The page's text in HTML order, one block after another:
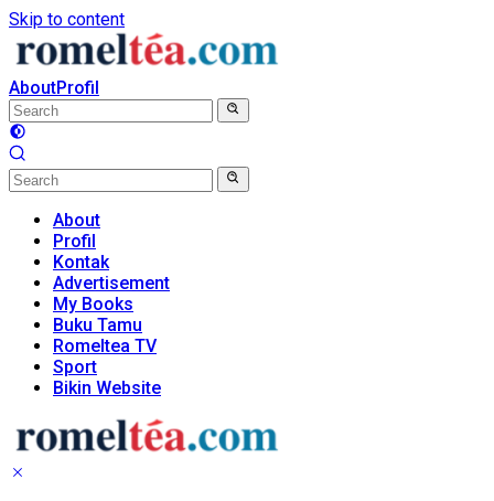
Skip to content
AboutProfil
About
Profil
Kontak
Advertisement
My Books
Buku Tamu
Romeltea TV
Sport
Bikin Website